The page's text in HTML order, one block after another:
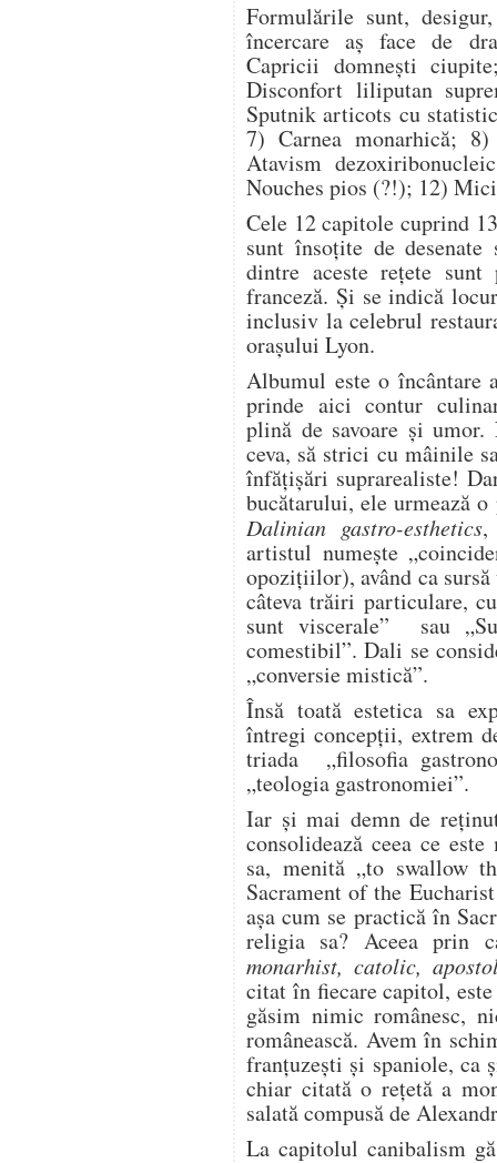
Formulările sunt,
încercare aș face de
Capricii domnești
Disconfort liliputan
Sputnik articots cu
7) Carnea monarhică;
Atavism
Nouches pios (?!); 12)
Cele 12 capitole cuprind
sunt însoțite de
dintre aceste rețete sunt
franceză. Și se indică
inclusiv la celebrul
orașului Lyon.
Albumul este o
prinde aici contur
plină de savoare și umor.
ceva, să strici cu mâinile
înfățișări suprarealiste!
bucătarului, ele urmează
Dalinian gastro-esthetics,
artistul numește
opozițiilor), având ca
câteva trăiri particulare,
sunt viscerale” sau
comestibil”. Dali se
„conversie mistică”.
Însă toată estetica sa
întregi concepții, extrem
triada „filosofia
„teologia gastronomiei”.
Iar și mai demn de
consolidează ceea ce
sa, menită „to swallow
Sacrament of the
așa cum se practică în
religia sa? Aceea prin
monarhist, catolic,
citat în fiecare capitol,
găsim nimic românesc,
românească. Avem în
franțuzești și spaniole, ca
chiar citată o rețetă a
salată compusă de
La capitolul canibalism